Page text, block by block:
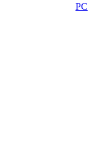
PC